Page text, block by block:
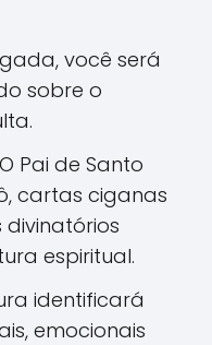
você será
sobre o
O Pai de Santo
cartas ciganas
espiritual.
identificará
emocionais